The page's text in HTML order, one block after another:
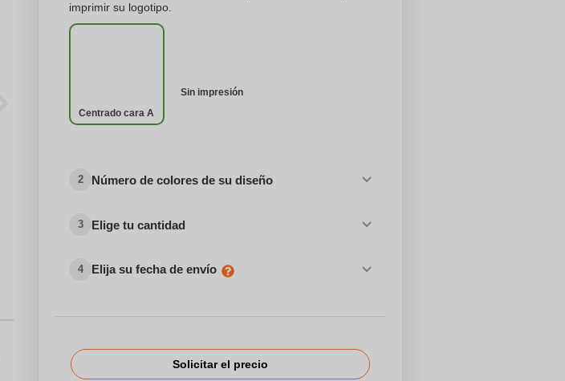
imprimir su logotipo.
Centrado cara A
Sin impresión
2 Número de colores de su diseño
3 Elige tu cantidad
4 Elija su fecha de envío
Solicitar el precio